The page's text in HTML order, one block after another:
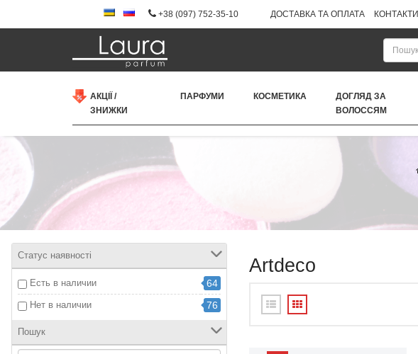
+38 (097) 752-35-10 ДОСТАВКА ТА ОПЛАТА КОНТАКТИ
АКЦІЇ /
ЗНИЖКИ
ПАРФУМИ КОСМЕТИКА
ДОГЛЯД ЗА
ВОЛОССЯМ
Статус наявності
Есть в наличии 64
Нет в наличии 76
Пошук
Artdeco